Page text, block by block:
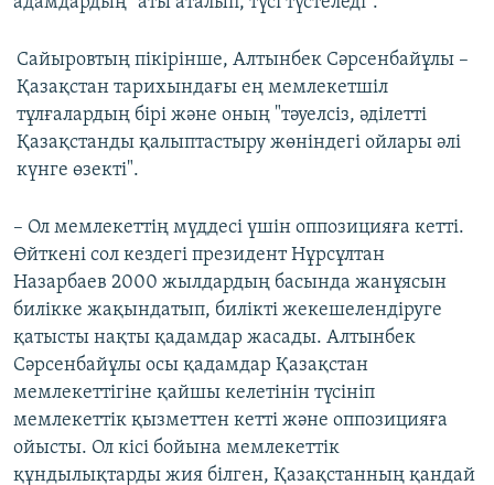
Сайыровтың пікірінше, Алтынбек Сәрсенбайұлы –
Қазақстан тарихындағы ең мемлекетшіл
тұлғалардың бірі және оның "тәуелсіз, әділетті
Қазақстанды қалыптастыру жөніндегі ойлары әлі
күнге өзекті".
– Ол мемлекеттің мүддесі үшін оппозицияға кетті.
Өйткені сол кездегі президент Нұрсұлтан
Назарбаев 2000 жылдардың басында жанұясын
билікке жақындатып, билікті жекешелендіруге
қатысты нақты қадамдар жасады. Алтынбек
Сәрсенбайұлы осы қадамдар Қазақстан
мемлекеттігіне қайшы келетінін түсініп
мемлекеттік қызметтен кетті және оппозицияға
ойысты. Ол кісі бойына мемлекеттік
құндылықтарды жия білген, Қазақстанның қандай